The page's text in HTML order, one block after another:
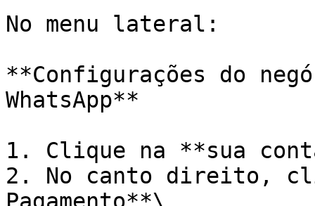
No menu lateral:
**Configurações do
WhatsApp**
1. Clique na **sua
2. No canto direito,